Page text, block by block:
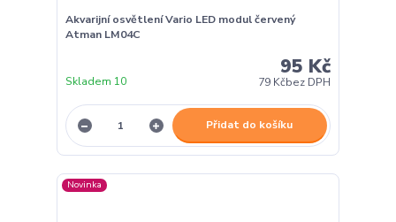
Akvarijní osvětlení Vario LED modul červený
Atman LM04C
95 Kč
79 Kčbez DPH
Skladem 10
Přidat do košíku
Novinka